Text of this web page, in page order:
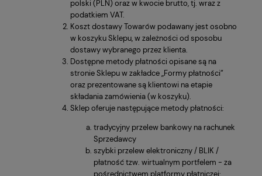
polski (PLN) oraz w kwocie brutto, tj. wraz z
podatkiem VAT.
Koszt dostawy Towarów podawany jest osobno
w koszyku Sklepu, w zależności od sposobu
dostawy wybranego przez klienta.
Dostępne metody płatności opisane są na
stronie Sklepu w zakładce „Formy płatności”
oraz prezentowane są klientowi na etapie
składania zamówienia (w koszyku).
Sklep oferuje następujące metody płatności:
tradycyjny przelew bankowy na rachunek
Sprzedawcy
szybki przelew elektroniczny / BLIK /
płatność tzw. wirtualnym portfelem - za
pośrednictwem platformy płatniczej: